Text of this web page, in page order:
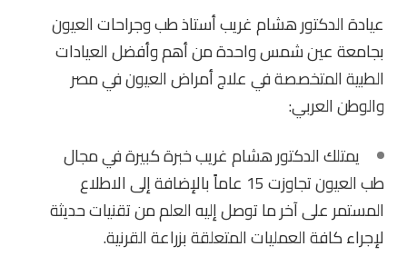
عيادة الدكتور هشام غريب أستاذ طب وجراحات العيون
بجامعة عين شمس واحدة من أهم وأفضل العيادات
الطبية المتخصصة في علاج أمراض العيون في مصر
والوطن العربي:
يمتلك الدكتور هشام غريب خبرة كبيرة في مجال
طب العيون تجاوزت 15 عاماً بالإضافة إلى الاطلاع
المستمر على آخر ما توصل إليه العلم من تقنيات حديثة
لإجراء كافة العمليات المتعلقة بزراعة القرنية.